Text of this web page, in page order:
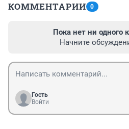
КОММЕНТАРИИ 0
Пока нет ни одного
Начните
Гость
Войти